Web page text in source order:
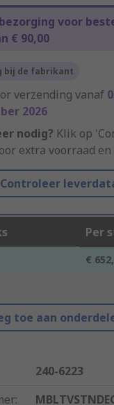
bezorging voor
€ 90,00
bij de fabrikant
verzending vanaf
2026
nodig? Klik op
extra voorraad
Controleer
Per
€
toe aan
240-6223
: